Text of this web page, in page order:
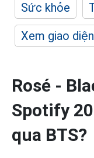
Sức khỏe
Xem giao
Rosé -
Spotify
qua BTS?